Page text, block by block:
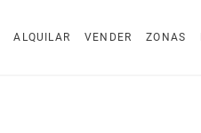
ALQUILAR VENDER ZONAS